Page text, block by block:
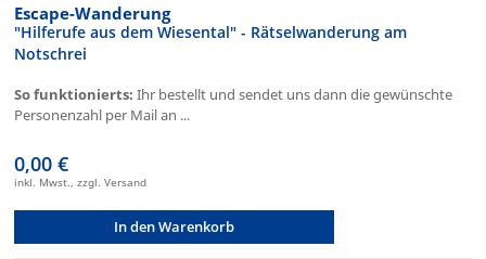
Escape-Wanderung
"Hilferufe aus dem Wiesental" - Rätselwanderung am
Notschrei
So funktionierts: Ihr bestellt und sendet uns dann die gewünschte
Personenzahl per Mail an ...
0,00 €
inkl. Mwst., zzgl. Versand
In den Warenkorb